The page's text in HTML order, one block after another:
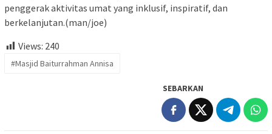
penggerak aktivitas umat yang inklusif, inspiratif, dan
berkelanjutan.(man/joe)
Views: 240
#Masjid Baiturrahman Annisa
SEBARKAN